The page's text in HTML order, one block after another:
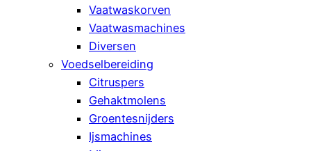
Vaatwaskorven
Vaatwasmachines
Diversen
Voedselbereiding
Citruspers
Gehaktmolens
Groentesnijders
Ijsmachines